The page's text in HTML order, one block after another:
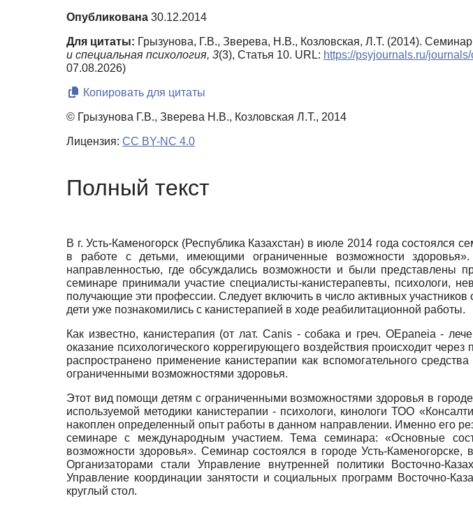
Опубликована 30.12.2014
Для цитаты: Грызунова, Г.В., Зверева, Н.В., Козловская, Л.Т. (2014).
и специальная психология, 3(3), Статья 10. URL: https://psyjournals.ru/
07.08.2026)
Копировать для цитаты
© Грызунова Г.В., Зверева Н.В., Козловская Л.Т., 2014
Лицензия: CC BY-NC 4.0
Полный текст
В г. Усть-Каменогорск (Республика Казахстан) в июле 2014 года
в работе с детьми, имеющими ограниченные возможности
направленностью, где обсуждались возможности и были представлены
семинаре принимали участие специалисты-канистерапевты, психологи,
получающие эти профессии. Следует включить в число активных
дети уже познакомились с канистерапией в ходе реабилитационной работы.
Как известно, канистерапия (от лат. Canis - собака и греч. OEpaneia -
оказание психологического коррегирующего воздействия происходит
распространено применение канистерапии как вспомогательного
ограниченными возможностями здоровья.
Этот вид помощи детям с ограниченными возможностями здоровья в
используемой методики канистерапии - психологи, кинологи ТОО
накоплен определенный опыт работы в данном направлении. Именно его
семинаре с международным участием. Тема семинара: «Основные
возможности здоровья». Семинар состоялся в городе Усть-
Организаторами стали Управление внутренней политики Восточно-
Управление координации занятости и социальных программ Восточно-
круглый стол.